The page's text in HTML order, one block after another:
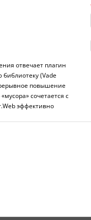
отвечает плагин
(Vade
повышение
сочетается с
эффективно